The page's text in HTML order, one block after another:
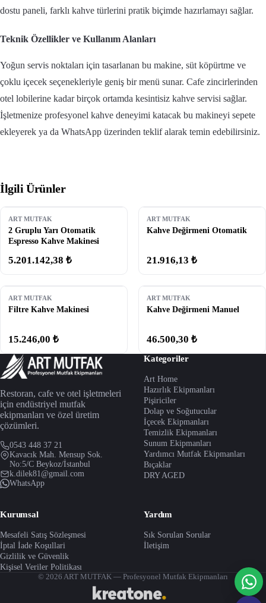
dostu paneli, farklı kahve türlerini pratik biçimde hazırlamayı sağlar.
Teknik Özellikler ve Kullanım Alanları
Yoğun servis noktaları için tasarlanan bu makine, süt köpürtme ve
çoklu içecek seçenekleriyle geniş bir menü sunar. Cafe zincirlerinden
otel lobilerine kadar birçok ortamda kesintisiz kahve servisi sağlar.
İşletmenize profesyonel kahve deneyimi katacak bu makineyi sepete
ekleyerek ya da WhatsApp üzerinden teklif alarak temin edebilirsiniz.
İlgili Ürünler
ART MUTFAK
2 Gruplu Yarı Otomatik
Espresso Kahve Makinesi
5.201.142,38 ₺
ART MUTFAK
Kahve Değirmeni Otomatik
21.916,13 ₺
ART MUTFAK
Filtre Kahve Makinesi
15.246,00 ₺
ART MUTFAK
Kahve Değirmeni Manuel
46.500,30 ₺
Restoran, cafe ve otel işletmeleri
için endüstriyel mutfak
ekipmanları ve özel üretim
çözümleri.
0543 448 37 21
Kavacık Mah. Mensup Sok.
No:5/C Beykoz/İstanbul
k.dilek81@gmail.com
WhatsApp
Kategoriler
Art Home
Hazırlık Ekipmanları
Pişiriciler
Dolap ve Soğutucular
İçecek Ekipmanları
Temizlik Ekipmanları
Sunum Ekipmanları
Yardımcı Mutfak Ekipmanları
Bıçaklar
DRY AGED
Kurumsal
Mesafeli Satış Sözleşmesi
İptal İade Koşullari
Gizlilik ve Güvenlik
Kişisel Veriler Politikası
Yardım
Sık Sorulan Sorular
İletişim
© 2026 ART MUTFAK — Profesyonel Mutfak Ekipmanları